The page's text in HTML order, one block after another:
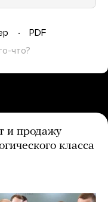
PDF
что?
и продажу
класса